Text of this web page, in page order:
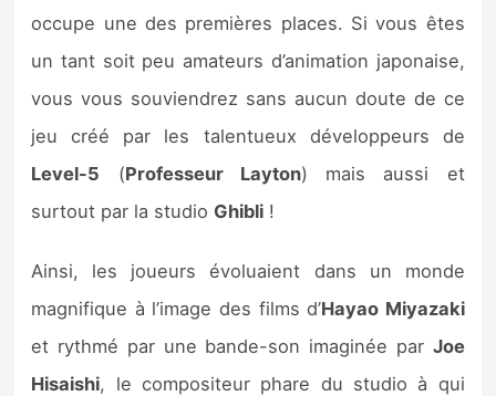
Tests d’accessoires
Autres tests
Previews
Précommandes
Sorties de jeux
Bons plans
occupe une des premières places. Si vous êtes
un tant soit peu amateurs d’animation japonaise,
vous vous souviendrez sans aucun doute de ce
jeu créé par les talentueux développeurs de
Level-5 (Professeur Layton) mais aussi et
surtout par la studio Ghibli !
Ainsi, les joueurs évoluaient dans un monde
magnifique à l’image des films d’Hayao Miyazaki
et rythmé par une bande-son imaginée par Joe
Hisaishi, le compositeur phare du studio à qui